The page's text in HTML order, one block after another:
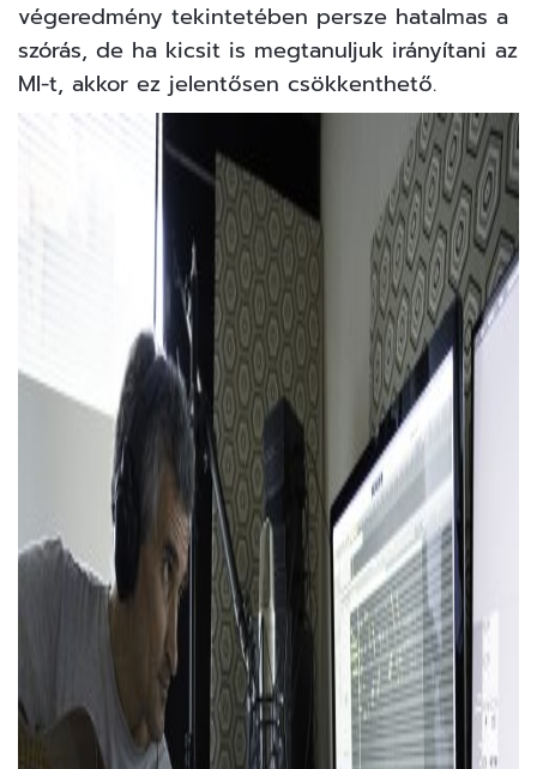
végeredmény tekintetében persze hatalmas a
szórás, de ha kicsit is megtanuljuk irányítani az
MI-t, akkor ez jelentősen csökkenthető.